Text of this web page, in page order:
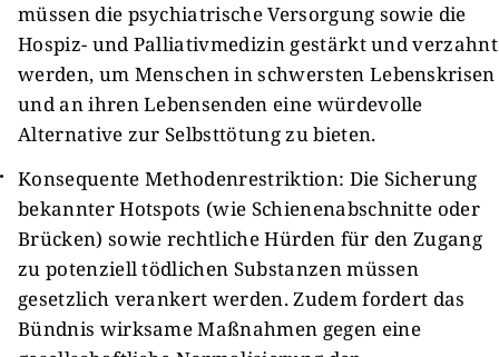
müssen die psychiatrische Versorgung sowie die
Hospiz- und Palliativmedizin gestärkt und verzahnt
werden, um Menschen in schwersten Lebenskrisen
und an ihren Lebensenden eine würdevolle
Alternative zur Selbsttötung zu bieten.
Konsequente Methodenrestriktion: Die Sicherung
bekannter Hotspots (wie Schienenabschnitte oder
Brücken) sowie rechtliche Hürden für den Zugang
zu potenziell tödlichen Substanzen müssen
gesetzlich verankert werden. Zudem fordert das
Bündnis wirksame Maßnahmen gegen eine